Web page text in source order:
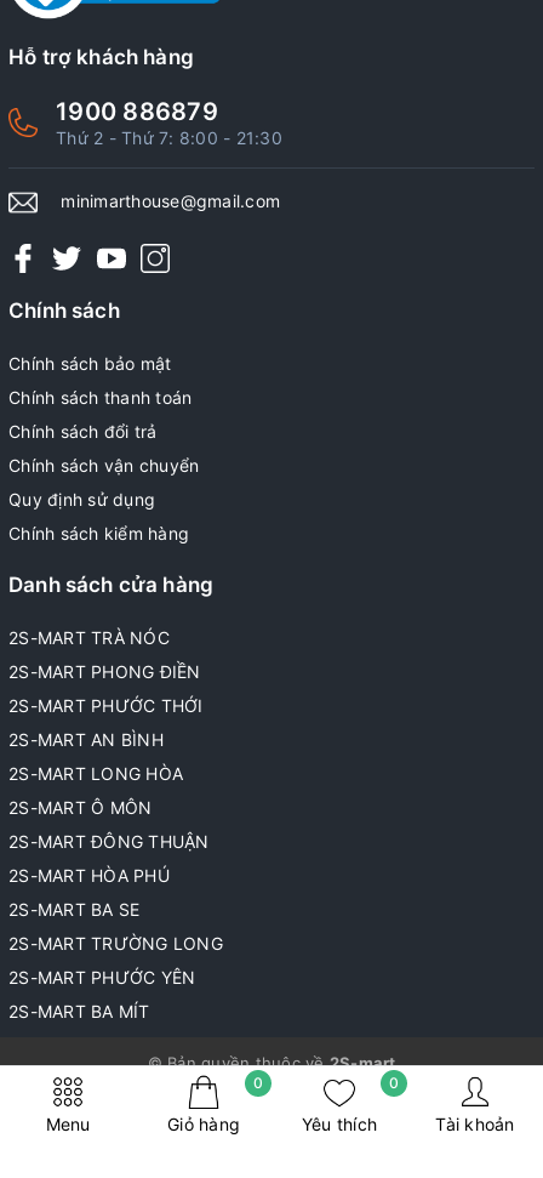
Menu Giỏ hàng
0
Yêu thích
0
Tài khoản
Hỗ trợ khách hàng
1900 886879
Thứ 2 - Thứ 7: 8:00 - 21:30
minimarthouse@gmail.com
Chính sách
Chính sách bảo mật
Chính sách thanh toán
Chính sách đổi trả
Chính sách vận chuyển
Quy định sử dụng
Chính sách kiểm hàng
Danh sách cửa hàng
2S-MART TRÀ NÓC
2S-MART PHONG ĐIỀN
2S-MART PHƯỚC THỚI
2S-MART AN BÌNH
2S-MART LONG HÒA
2S-MART Ô MÔN
2S-MART ĐÔNG THUẬN
2S-MART HÒA PHÚ
2S-MART BA SE
2S-MART TRƯỜNG LONG
2S-MART PHƯỚC YÊN
2S-MART BA MÍT
© Bản quyền thuộc về2S-mart
Cung cấp bởi
Sapo